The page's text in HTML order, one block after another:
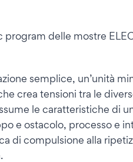
delle mostre
semplice, un’unità
crea tensioni tra le
le caratteristiche di
e ostacolo, processo e
di compulsione alla